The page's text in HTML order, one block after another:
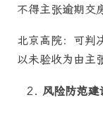
不得主张逾期交
北京高院：可判
以未验收为由主
风险防范建